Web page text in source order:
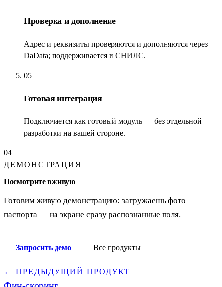
Проверка и дополнение
Адрес и реквизиты проверяются и дополняются через
DaData; поддерживается и СНИЛС.
05
Готовая интеграция
Подключается как готовый модуль — без отдельной
разработки на вашей стороне.
04
ДЕМОНСТРАЦИЯ
Посмотрите вживую
Готовим живую демонстрацию: загружаешь фото
паспорта — на экране сразу распознанные поля.
Запросить демо Все продукты
← ПРЕДЫДУЩИЙ ПРОДУКТ